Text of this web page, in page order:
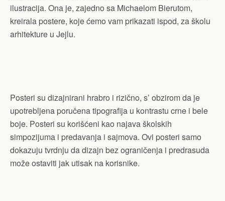
ilustracija. Ona je, zajedno sa Michaelom Bierutom,
kreirala postere, koje ćemo vam prikazati ispod, za školu
arhitekture u Jejlu.
Posteri su dizajnirani hrabro i rizično, s’ obzirom da je
upotrebljena poručena tipografija u kontrastu crne i bele
boje. Posteri su korišćeni kao najava školskih
simpozijuma i predavanja i sajmova. Ovi posteri samo
dokazuju tvrdnju da dizajn bez ograničenja i predrasuda
može ostaviti jak utisak na korisnike.